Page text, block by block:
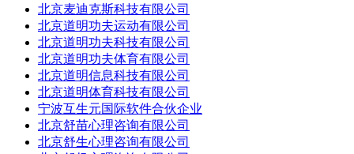
北京麦迪克斯科技有限公司
北京道明功夫运动有限公司
北京道明功夫科技有限公司
北京道明功夫体育有限公司
北京道明信息科技有限公司
北京道明体育科技有限公司
宁波互生元国际软件合伙企业
北京舒苗心理咨询有限公司
北京舒生心理咨询有限公司